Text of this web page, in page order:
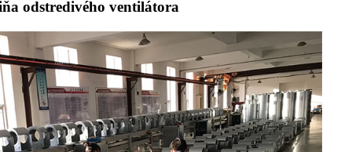
odstredivého ventilátora